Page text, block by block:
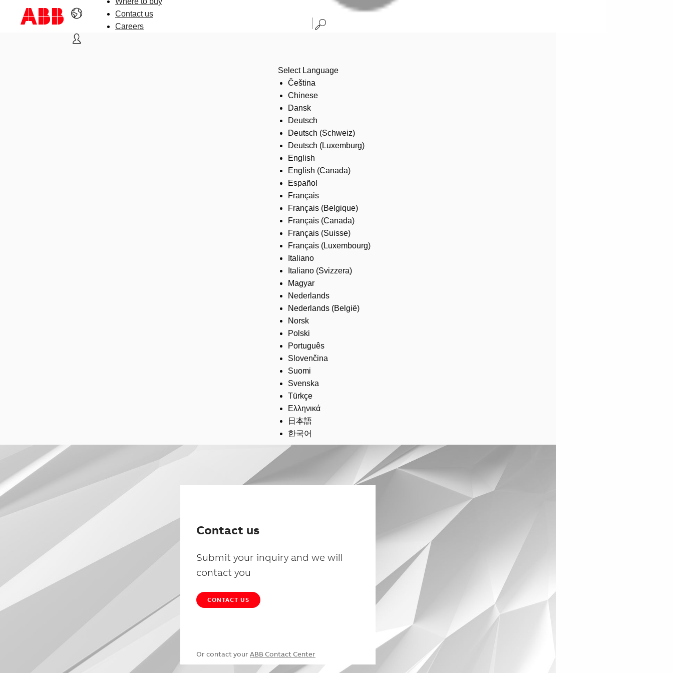
Contact us
Careers
Select Language
Čeština
Chinese
Dansk
Deutsch
Deutsch (Schweiz)
Deutsch (Luxemburg)
English
English (Canada)
Español
Français
Français (Belgique)
Français (Canada)
Français (Suisse)
Français (Luxembourg)
Italiano
Italiano (Svizzera)
Magyar
Nederlands
Nederlands (België)
Norsk
Polski
Português
Slovenčina
Suomi
Svenska
Türkçe
Ελληνικά
日本語
한국어
Contact us
Submit your inquiry and we will
contact you
CONTACT US
Or contact your ABB Contact Center